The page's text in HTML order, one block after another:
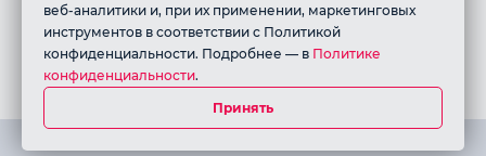
ИП Алиев Магомедхабиб Асхабалиевич
ИНН: 056210914331
ОГРНИП: 326050000001570
веб-аналитики и, при их применении, маркетинговых
инструментов в соответствии с Политикой
конфиденциальности. Подробнее — в Политике
конфиденциальности.
Принять